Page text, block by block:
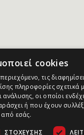
cookies
τις
πληροφορίες σχετικά
οι οποίοι
ή που έχουν
εσάς.
ΣΤΌΧΕΥΣΗΣ